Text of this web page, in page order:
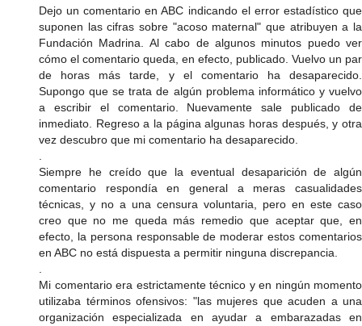
Dejo un comentario en ABC indicando el error estadístico que
suponen las cifras sobre "acoso maternal" que atribuyen a la
Fundación Madrina. Al cabo de algunos minutos puedo ver
cómo el comentario queda, en efecto, publicado. Vuelvo un par
de horas más tarde, y el comentario ha desaparecido.
Supongo que se trata de algún problema informático y vuelvo
a escribir el comentario. Nuevamente sale publicado de
inmediato. Regreso a la página algunas horas después, y otra
vez descubro que mi comentario ha desaparecido.
Siempre he creído que la eventual desaparición de algún
comentario respondía en general a meras casualidades
técnicas, y no a una censura voluntaria, pero en este caso
creo que no me queda más remedio que aceptar que, en
efecto, la persona responsable de moderar estos comentarios
en ABC no está dispuesta a permitir ninguna discrepancia.
Mi comentario era estrictamente técnico y en ningún momento
utilizaba términos ofensivos: "las mujeres que acuden a una
organización especializada en ayudar a embarazadas en